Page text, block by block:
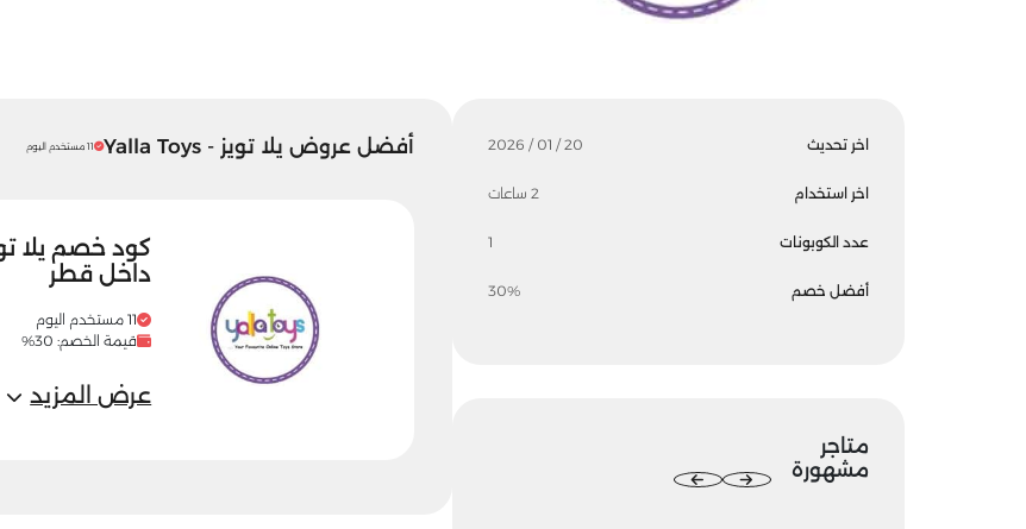
اخر تحديث 20 / 01 / 2026
اخر استخدام 2 ساعات
عدد الكوبونات 1
أفضل خصم 30%
متاجر
مشهورة
أفضل عروض يلا تويز - Yalla Toys 11 مستخدم اليوم
داخل قطر
11 مستخدم اليوم
قيمة الخصم: 30%
عرض المزيد